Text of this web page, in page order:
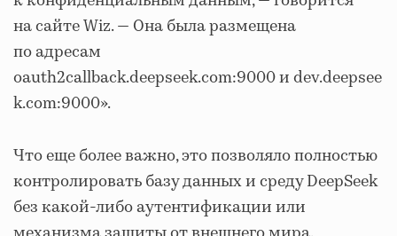
на сайте Wiz. — Она была размещена
по адресам
oauth2callback.deepseek.com:9000 и dev.deepsee
k.com:9000».
Что еще более важно, это позволяло полностью
контролировать базу данных и среду DeepSeek
без какой-либо аутентификации или